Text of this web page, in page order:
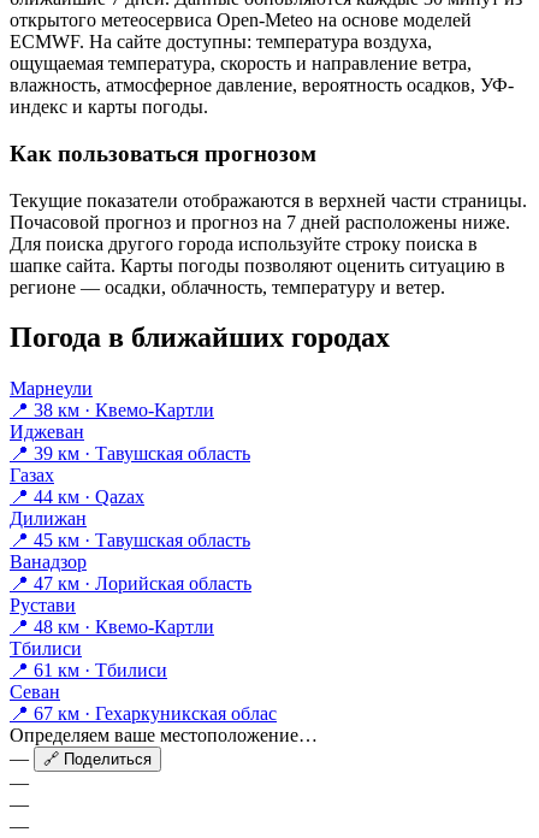
открытого метеосервиса Open-Meteo на основе моделей
ECMWF. На сайте доступны: температура воздуха,
ощущаемая температура, скорость и направление ветра,
влажность, атмосферное давление, вероятность осадков, УФ-
индекс и карты погоды.
Как пользоваться прогнозом
Текущие показатели отображаются в верхней части страницы.
Почасовой прогноз и прогноз на 7 дней расположены ниже.
Для поиска другого города используйте строку поиска в
шапке сайта. Карты погоды позволяют оценить ситуацию в
регионе — осадки, облачность, температуру и ветер.
Погода в ближайших городах
Марнеули
📍 38 км · Квемо-Картли
Иджеван
📍 39 км · Тавушская область
Газах
📍 44 км · Qazax
Дилижан
📍 45 км · Тавушская область
Ванадзор
📍 47 км · Лорийская область
Рустави
📍 48 км · Квемо-Картли
Тбилиси
📍 61 км · Тбилиси
Севан
📍 67 км · Гехаркуникская облас
Определяем ваше местоположение…
—
🔗 Поделиться
—
—
—